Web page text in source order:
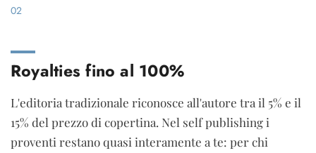
02
Royalties fino al 100%
L'editoria tradizionale riconosce all'autore tra il 5% e il
15% del prezzo di copertina. Nel self publishing i
proventi restano quasi interamente a te: per chi